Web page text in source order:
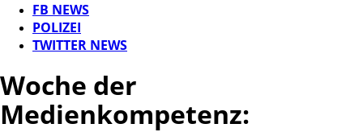
FB NEWS
POLIZEI
TWITTER NEWS
Woche der
Medienkompetenz: